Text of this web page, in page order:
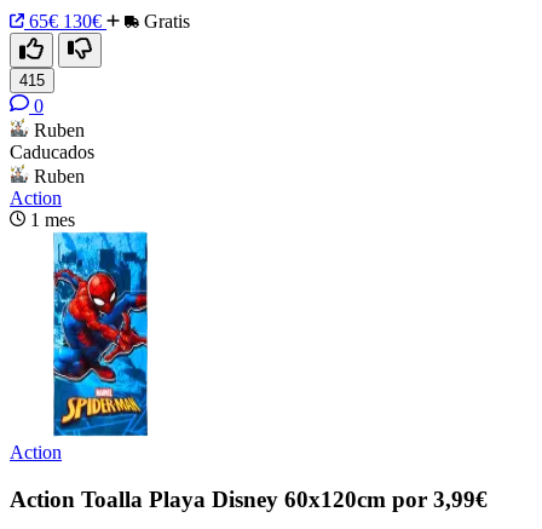
65€ 130€ Gratis
415
0
Ruben
Caducados
Ruben
Action
1 mes
Action
Action Toalla Playa Disney 60x120cm por 3,99€